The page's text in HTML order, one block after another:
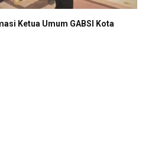
Ketua Umum GABSI Kota